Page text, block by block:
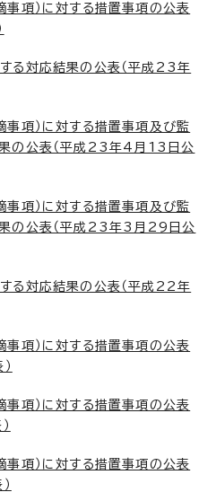
事項）に対する措置事項の公表
る対応結果の公表（平成23年
事項）に対する措置事項及び監
の公表（平成23年4月13日公
事項）に対する措置事項及び監
の公表（平成23年3月29日公
る対応結果の公表（平成22年
事項）に対する措置事項の公表
事項）に対する措置事項の公表
事項）に対する措置事項の公表